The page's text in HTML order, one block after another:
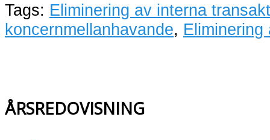
Tags: Eliminering av interna
koncernmellanhavande,
ÅRSREDOVISNING